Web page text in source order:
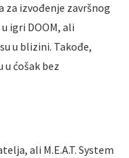
izvođenje završnog
igri DOOM, ali
u blizini. Takođe,
u ćošak bez
ali M.E.A.T. System